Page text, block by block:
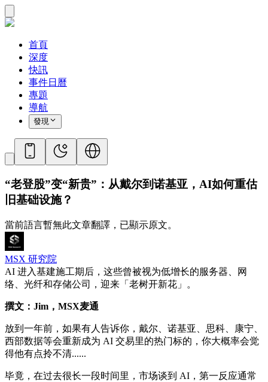
首頁
深度
快訊
事件日曆
專題
導航
發現
“老登股”变“新贵”：从戴尔到诺基亚，AI如何重估
旧基础设施？
當前語言暫無此文章翻譯，已顯示原文。
MSX 研究院
AI 进入基建施工期后，这些曾被视为低增长的服务器、网
络、光纤和存储公司，迎来「老树开新花」。
撰文：Jim，MSX麦通
放到一年前，如果有人告诉你，戴尔、诺基亚、思科、康宁、
西部数据等会重新成为 AI 交易里的热门标的，你大概率会觉
得他有点拎不清......
毕竟，在过去很长一段时间里，市场谈到 AI，第一反应通常